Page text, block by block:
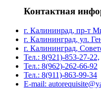
Контактная
г. Калининрад, пр-т
г. Калининград, ул.
г. Калининград,
Тел.: 8(921)-853-27-22,
Тел.: 8(962)-262-66-92
Тел.: 8(911)-863-99-34
E-mail: